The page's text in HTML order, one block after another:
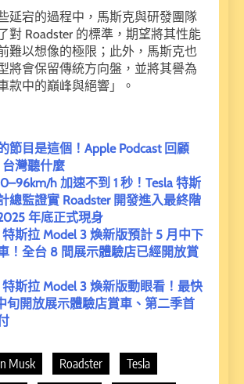
延宕的過程中，馬斯克與研發團隊
對 Roadster 的標準，期望將其性能
難以想像的極限；此外，馬斯克也
將會保留傳統方向盤，並將其譽為
款中的巔峰與絕響」。
節目是這個！Apple Podcast 回顧
台灣聽什麼
h 加速不到 1 秒！Tesla 特斯
總監證實 Roadster 開發進入最終階
年底正式現身
特斯拉 Model 3 煥新版預計 5 月中下
！全台 8 間展示體驗店已經開放賞
特斯拉 Model 3 煥新版動眼看！最快
旬開放展示體驗店賞車、第二季首
Musk Roadster
Tesla